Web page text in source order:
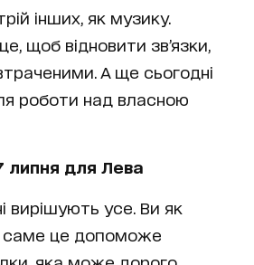
інших, як музику.
щоб відновити зв’язки,
А ще сьогодні
роботи над власною
липня для Лева
вирішують усе. Ви як
саме це допоможе
яка може дорого